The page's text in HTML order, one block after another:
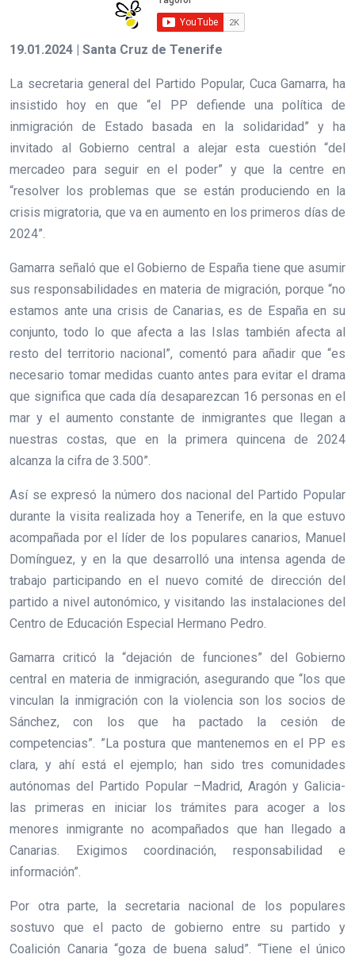
19.01.2024 | Santa Cruz de Tenerife
La secretaria general del Partido Popular, Cuca Gamarra, ha
insistido hoy en que “el PP defiende una política de
inmigración de Estado basada en la solidaridad” y ha
invitado al Gobierno central a alejar esta cuestión “del
mercadeo para seguir en el poder” y que la centre en
“resolver los problemas que se están produciendo en la
crisis migratoria, que va en aumento en los primeros días de
2024”.
Gamarra señaló que el Gobierno de España tiene que asumir
sus responsabilidades en materia de migración, porque “no
estamos ante una crisis de Canarias, es de España en su
conjunto, todo lo que afecta a las Islas también afecta al
resto del territorio nacional”, comentó para añadir que “es
necesario tomar medidas cuanto antes para evitar el drama
que significa que cada día desaparezcan 16 personas en el
mar y el aumento constante de inmigrantes que llegan a
nuestras costas, que en la primera quincena de 2024
alcanza la cifra de 3.500”.
Así se expresó la número dos nacional del Partido Popular
durante la visita realizada hoy a Tenerife, en la que estuvo
acompañada por el líder de los populares canarios, Manuel
Domínguez, y en la que desarrolló una intensa agenda de
trabajo participando en el nuevo comité de dirección del
partido a nivel autonómico, y visitando las instalaciones del
Centro de Educación Especial Hermano Pedro.
Gamarra criticó la “dejación de funciones” del Gobierno
central en materia de inmigración, asegurando que “los que
vinculan la inmigración con la violencia son los socios de
Sánchez, con los que ha pactado la cesión de
competencias”. ”La postura que mantenemos en el PP es
clara, y ahí está el ejemplo; han sido tres comunidades
autónomas del Partido Popular –Madrid, Aragón y Galicia-
las primeras en iniciar los trámites para acoger a los
menores inmigrante no acompañados que han llegado a
Canarias. Exigimos coordinación, responsabilidad e
información”.
Por otra parte, la secretaria nacional de los populares
sostuvo que el pacto de gobierno entre su partido y
Coalición Canaria “goza de buena salud”. “Tiene el único